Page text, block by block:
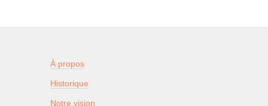
À propos
Historique
Notre vision